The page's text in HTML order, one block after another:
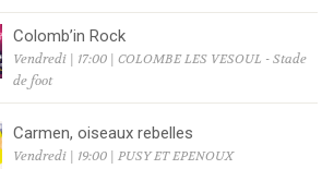
Colomb’in Rock
Vendredi | 17:00 | COLOMBE LES VESOUL - Stade
de foot
Carmen, oiseaux rebelles
Vendredi | 19:00 | PUSY ET EPENOUX